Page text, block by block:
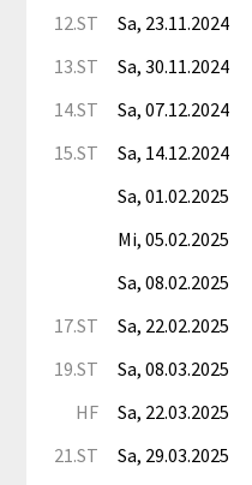
12.ST
Sa, 23.11.2024
13.ST
Sa, 30.11.2024
14.ST
Sa, 07.12.2024
15.ST
Sa, 14.12.2024
Sa, 01.02.2025
Mi, 05.02.2025
Sa, 08.02.2025
17.ST
Sa, 22.02.2025
19.ST
Sa, 08.03.2025
HF
Sa, 22.03.2025
21.ST
Sa, 29.03.2025